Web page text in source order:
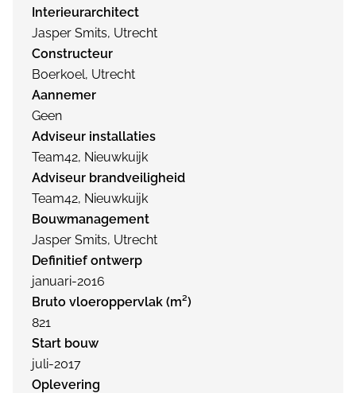
Interieurarchitect
Jasper Smits, Utrecht
Constructeur
Boerkoel, Utrecht
Aannemer
Geen
Adviseur installaties
Team42, Nieuwkuijk
Adviseur brandveiligheid
Team42, Nieuwkuijk
Bouwmanagement
Jasper Smits, Utrecht
Definitief ontwerp
januari-2016
Bruto vloeroppervlak (m²)
821
Start bouw
juli-2017
Oplevering